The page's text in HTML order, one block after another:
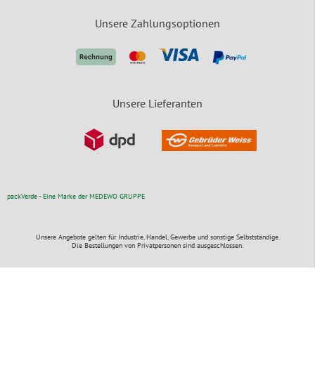
Unsere Zahlungsoptionen
Unsere Lieferanten
packVerde - Eine Marke der MEDEWO GRUPPE
Unsere Angebote gelten für Industrie, Handel, Gewerbe und sonstige Selbstständige.
Die Bestellungen von Privatpersonen sind ausgeschlossen.